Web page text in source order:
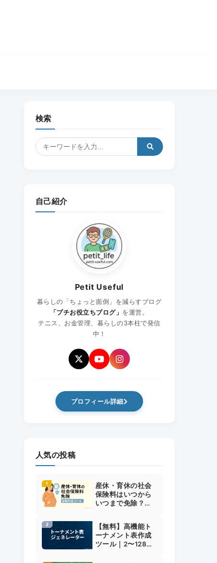
検索
自己紹介
Petit Useful
暮らしの「ちょっと面倒」を減らすブログ
「プチお役立ちブログ」 を運営。
テニス、お金管理、暮らしの3本柱で発信
中！
プロフィール詳細
人気の投稿
産休・育休の社会
保険料はいつから
いつまで免除？開
ル付き解説
【無料】高機能ト
ーナメント表作成
ツール｜2〜128人